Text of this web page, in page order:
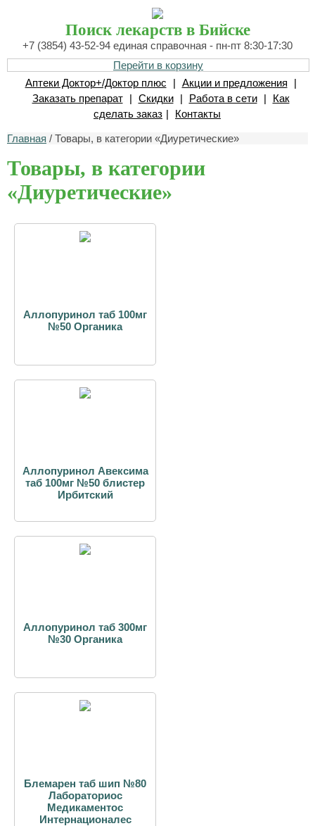
Поиск лекарств в Бийске
+7 (3854) 43-52-94 единая справочная - пн-пт 8:30-17:30
Перейти в корзину
Аптеки Доктор+/Доктор плюс
| Акции и предложения
|
Заказать препарат
| Скидки | Работа в сети |
Как
сделать заказ | Контакты
Главная / Товары, в категории «Диуретические»
Товары, в категории
«Диуретические»
Аллопуринол таб 100мг
№50 Органика
Аллопуринол Авексима
таб 100мг №50 блистер
Ирбитский
Аллопуринол таб 300мг
№30 Органика
Блемарен таб шип №80
Лабораториос
Медикаментос
Интернационалес